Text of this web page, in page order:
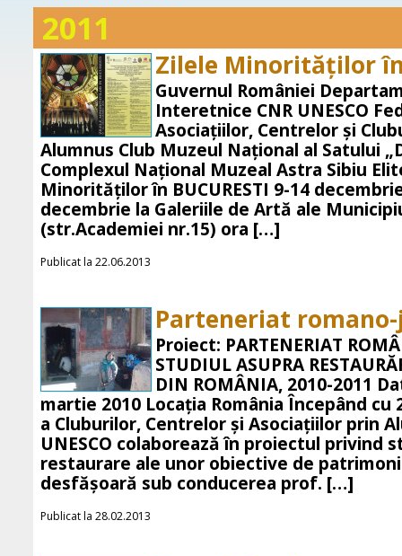
2011
Zilele Minorităţilor în
Guvernul României
Interetnice CNR UNESCO
Asociaţiilor, Centrelor şi
Alumnus Club Muzeul Naţional al Satului
Complexul Naţional Muzeal Astra Sibiu
Minorităţilor în BUCURESTI 9-14
decembrie la Galeriile de Artă ale
(str.Academiei nr.15) ora […]
Publicat la 22.06.2013
Parteneriat
Proiect: PARTENERIAT
STUDIUL ASUPRA
DIN ROMÂNIA, 2010-2011
martie 2010 Locația România Începând cu
a Cluburilor, Centrelor şi Asociaţiilor prin
UNESCO colaborează în proiectul privind
restaurare ale unor obiective de
desfășoară sub conducerea prof. […]
Publicat la 28.02.2013